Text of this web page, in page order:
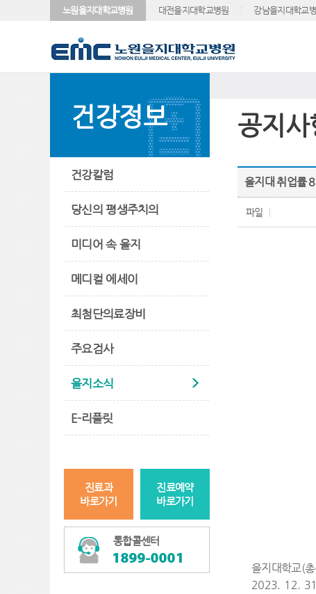
노원을지대학교병원 대전을지대학교병원 강남을지대학교
건강정보
건강칼럼
당신의 평생주치의
미디어 속 을지
메디컬 에세이
최첨단의료장비
주요검사
을지소식
E-리플릿
진료과
바로가기
진료예약
바로가기
통합콜센터
공지사
을지대 취업률
파일
을지대학교(
2023. 12.